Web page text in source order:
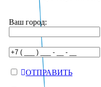
Ваш город:
ОТПРАВИТЬ